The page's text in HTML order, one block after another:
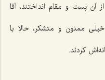
آن پست و مقام انداختند، آقا
ممنون و متشکر، حالا با
کردند.